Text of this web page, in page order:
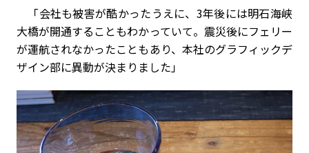
「会社も被害が酷かったうえに、3年後には明石海峡
大橋が開通することもわかっていて。震災後にフェリー
が運航されなかったこともあり、本社のグラフィックデ
ザイン部に異動が決まりました」